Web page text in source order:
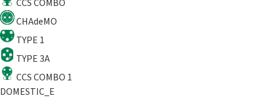
CCS COMBO
CHAdeMO
TYPE 1
TYPE 3A
CCS COMBO 1
DOMESTIC_E